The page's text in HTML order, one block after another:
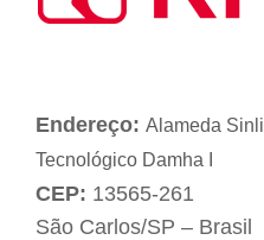
Endereço: Alameda
Tecnológico Damha I
CEP: 13565-261
São Carlos/SP – Brasil